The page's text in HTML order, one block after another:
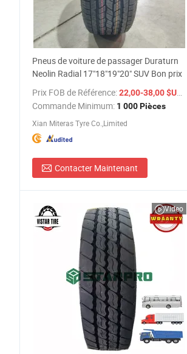
Pneus de voiture de passager Duraturn
Neolin Radial 17"18"19"20" SUV Bon prix
Prix FOB de Référence:22,00-38,00 $US
Commande Minimum: 1 000 Pièces
Xian Miteras Tyre Co.,Limited
Contacter Maintenant
Video